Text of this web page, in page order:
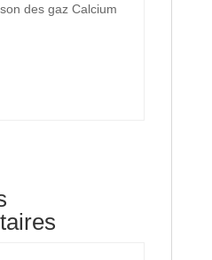
des gaz Calcium